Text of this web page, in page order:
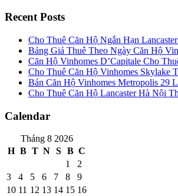
Recent Posts
Cho Thuê Căn Hộ Ngắn Hạn
Bảng Giá Thuê Theo Ngày Căn Hộ
Căn Hộ Vinhomes D’Capitale Cho
Cho Thuê Căn Hộ Vinhomes Skylake
Bán Căn Hộ Vinhomes Metropolis 29
Cho Thuê Căn Hộ Lancaster Hà Nội
Calendar
Tháng 8 2026
H B T N S B C
1
2
3
4 5 6 7 8
9
10 11 12 13 14 15 16